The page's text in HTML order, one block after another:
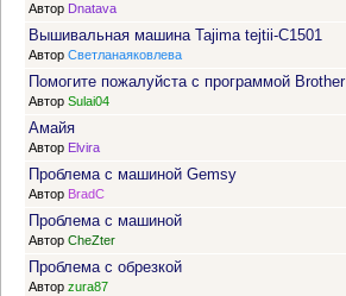
Автор Dnatava
Вышивальная машина Tajima tejtii-C1501
Автор Светланаяковлева
Помогите пожалуйста с программой Brother
Автор Sulai04
Амайя
Автор Elvira
Проблема с машиной Gemsy
Автор BradC
Проблема с машиной
Автор CheZter
Проблема с обрезкой
Автор zura87